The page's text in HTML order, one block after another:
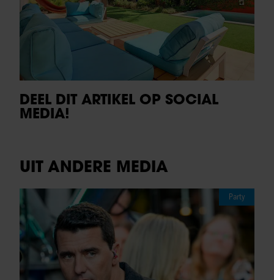
DEEL DIT ARTIKEL OP SOCIAL
MEDIA!
UIT ANDERE MEDIA
Party